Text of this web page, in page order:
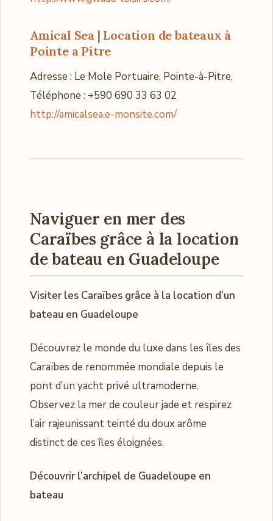
Amical Sea | Location de bateaux à
Pointe a Pitre
Adresse : Le Mole Portuaire, Pointe-à-Pitre,
Téléphone : +590 690 33 63 02
http://amicalsea.e-monsite.com/
Naviguer en mer des
Caraïbes grâce à la location
de bateau en Guadeloupe
Visiter les Caraïbes grâce à la location d’un
bateau en Guadeloupe
Découvrez le monde du luxe dans les îles des
Caraïbes de renommée mondiale depuis le
pont d’un yacht privé ultramoderne.
Observez la mer de couleur jade et respirez
l’air rajeunissant teinté du doux arôme
distinct de ces îles éloignées.
Découvrir l’archipel de Guadeloupe en
bateau